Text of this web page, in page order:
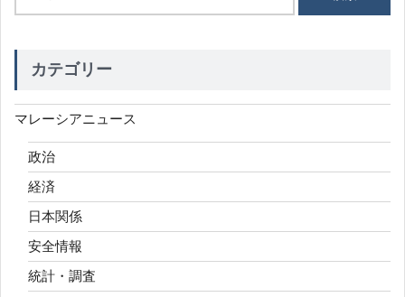
カテゴリー
マレーシアニュース
政治
経済
日本関係
安全情報
統計・調査